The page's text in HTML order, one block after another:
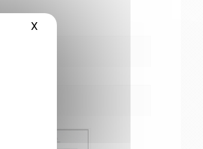
X Hide cookie banner